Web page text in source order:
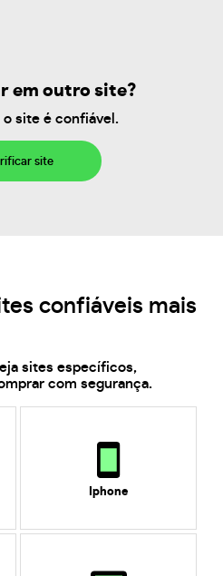
em outro site?
site é confiável.
site
confiáveis mais
sites específicos,
com segurança.
Iphone